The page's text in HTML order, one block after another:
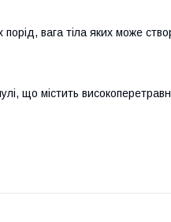
порід, вага тіла яких може
що містить